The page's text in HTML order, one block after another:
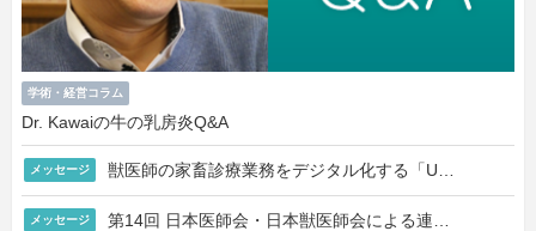
学術・経営コラム
Dr. Kawaiの牛の乳房炎Q&A
メッセージ 獣医師の家畜診療業務をデジタル化する「U…
メッセージ 第14回 日本医師会・日本獣医師会による連…